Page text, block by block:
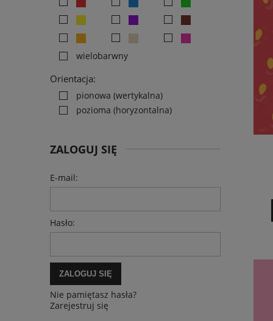
wielobarwny
Orientacja:
pionowa (wertykalna)
pozioma (horyzontalna)
ZALOGUJ SIĘ
E-mail:
Hasło:
ZALOGUJ SIĘ
Nie pamiętasz hasła?
Zarejestruj się